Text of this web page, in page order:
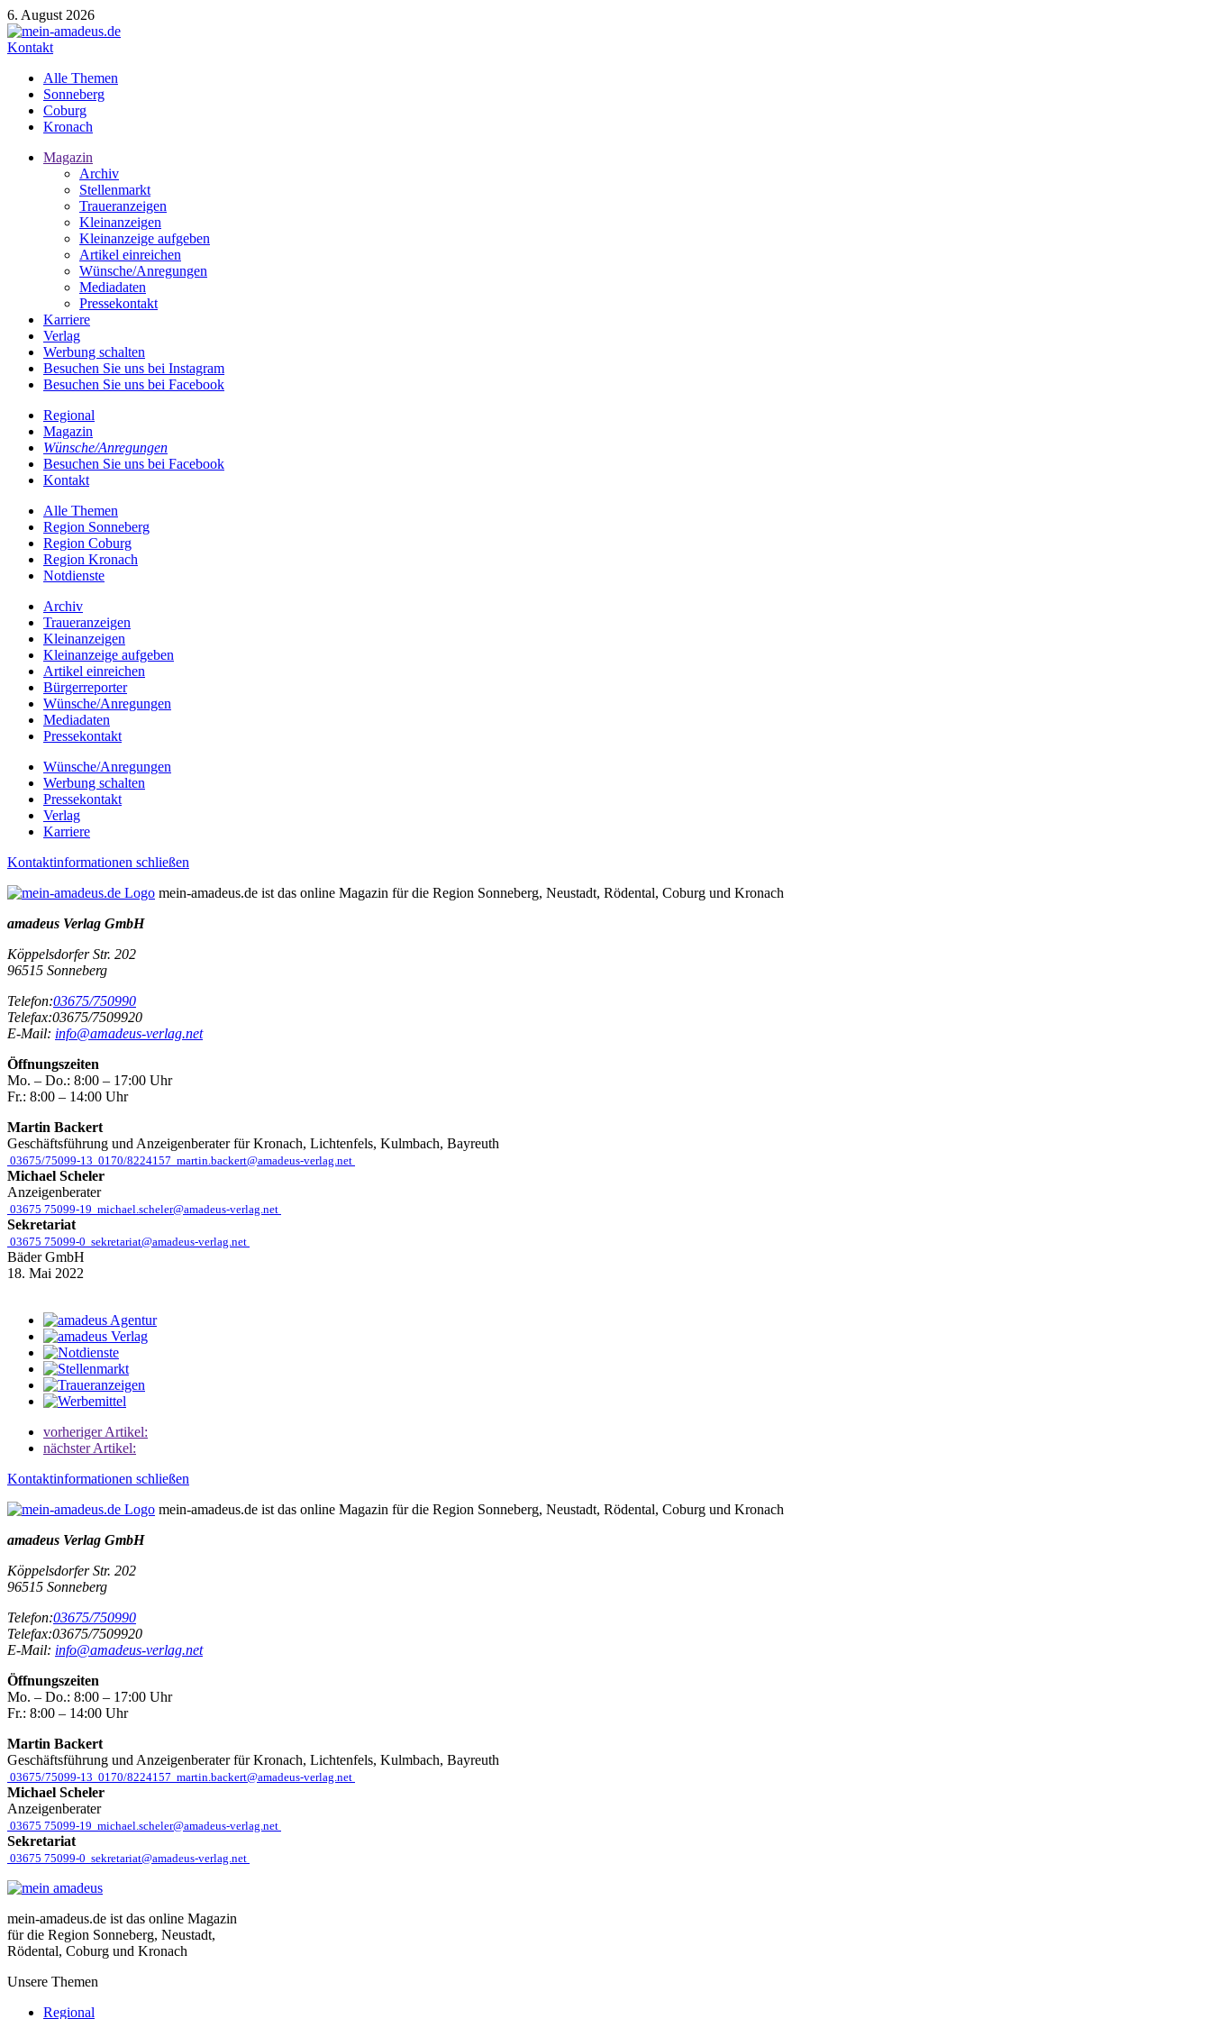
6. August 2026
Kontakt
Alle Themen
Sonneberg
Coburg
Kronach
Magazin
Archiv
Stellenmarkt
Traueranzeigen
Kleinanzeigen
Kleinanzeige aufgeben
Artikel einreichen
Wünsche/Anregungen
Mediadaten
Pressekontakt
Karriere
Verlag
Werbung schalten
Besuchen Sie uns bei Instagram
Besuchen Sie uns bei Facebook
Regional
Magazin
Wünsche/Anregungen
Besuchen Sie uns bei Facebook
Kontakt
Alle Themen
Region Sonneberg
Region Coburg
Region Kronach
Notdienste
Archiv
Traueranzeigen
Kleinanzeigen
Kleinanzeige aufgeben
Artikel einreichen
Bürgerreporter
Wünsche/Anregungen
Mediadaten
Pressekontakt
Wünsche/Anregungen
Werbung schalten
Pressekontakt
Verlag
Karriere
Kontaktinformationen schließen
mein-amadeus.de ist das online Magazin für die Region Sonneberg, Neustadt, Rödental, Coburg und Kronach
amadeus Verlag GmbH
Köppelsdorfer Str. 202
96515 Sonneberg
Telefon:03675/750990
Telefax:03675/7509920
E-Mail: info@amadeus-verlag.net
Öffnungszeiten
Mo. – Do.: 8:00 – 17:00 Uhr
Fr.: 8:00 – 14:00 Uhr
Martin Backert
Geschäftsführung und Anzeigenberater für Kronach, Lichtenfels, Kulmbach, Bayreuth
03675/75099-13 0170/8224157 martin.backert@amadeus-verlag.net
Michael Scheler
Anzeigenberater
03675 75099-19 michael.scheler@amadeus-verlag.net
Sekretariat
03675 75099-0 sekretariat@amadeus-verlag.net
Bäder GmbH
18. Mai 2022
vorheriger Artikel:
nächster Artikel:
Kontaktinformationen schließen
mein-amadeus.de ist das online Magazin für die Region Sonneberg, Neustadt, Rödental, Coburg und Kronach
amadeus Verlag GmbH
Köppelsdorfer Str. 202
96515 Sonneberg
Telefon:03675/750990
Telefax:03675/7509920
E-Mail: info@amadeus-verlag.net
Öffnungszeiten
Mo. – Do.: 8:00 – 17:00 Uhr
Fr.: 8:00 – 14:00 Uhr
Martin Backert
Geschäftsführung und Anzeigenberater für Kronach, Lichtenfels, Kulmbach, Bayreuth
03675/75099-13 0170/8224157 martin.backert@amadeus-verlag.net
Michael Scheler
Anzeigenberater
03675 75099-19 michael.scheler@amadeus-verlag.net
Sekretariat
03675 75099-0 sekretariat@amadeus-verlag.net
mein-amadeus.de ist das online Magazin
für die Region Sonneberg, Neustadt,
Rödental, Coburg und Kronach
Unsere Themen
Regional